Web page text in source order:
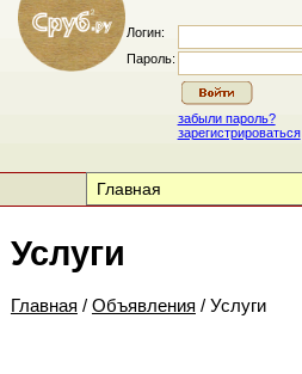
Логин:
Пароль:
забыли пароль?
зарегистрироваться
Услуги
Главная / Объявления / Услуги